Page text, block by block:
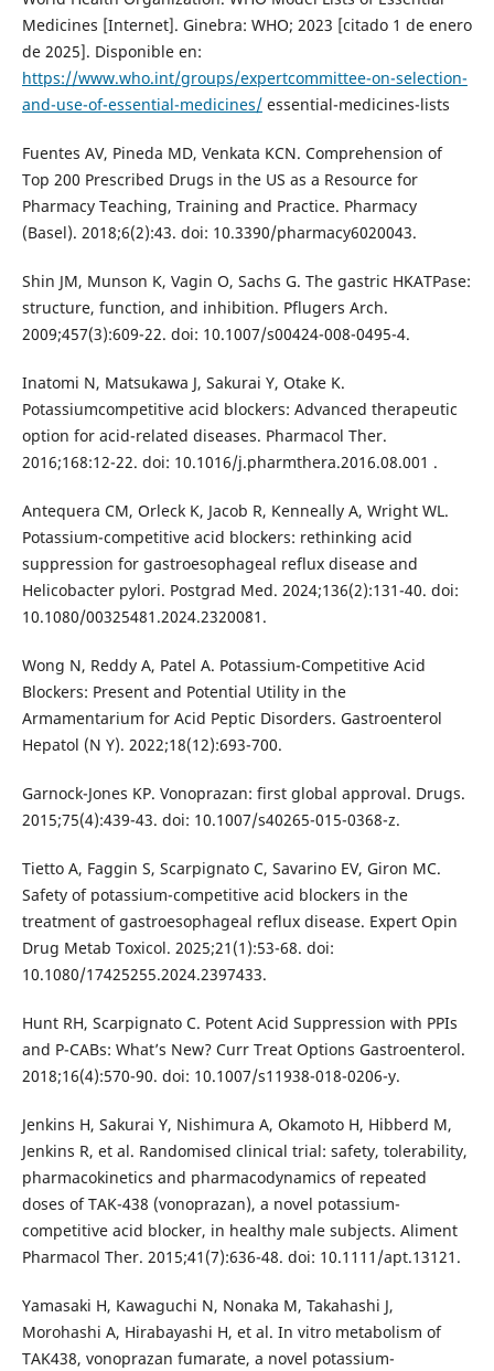
Medicines [Internet]. Ginebra: WHO; 2023 [citado 1 de enero
de 2025]. Disponible en:
https://www.who.int/groups/expertcommittee-on-selection-
and-use-of-essential-medicines/essential-medicines-lists
Fuentes AV, Pineda MD, Venkata KCN. Comprehension of
Top 200 Prescribed Drugs in the US as a Resource for
Pharmacy Teaching, Training and Practice. Pharmacy
(Basel). 2018;6(2):43. doi: 10.3390/pharmacy6020043.
Shin JM, Munson K, Vagin O, Sachs G. The gastric HKATPase:
structure, function, and inhibition. Pflugers Arch.
2009;457(3):609-22. doi: 10.1007/s00424-008-0495-4.
Inatomi N, Matsukawa J, Sakurai Y, Otake K.
Potassiumcompetitive acid blockers: Advanced therapeutic
option for acid-related diseases. Pharmacol Ther.
2016;168:12-22. doi: 10.1016/j.pharmthera.2016.08.001 .
Antequera CM, Orleck K, Jacob R, Kenneally A, Wright WL.
Potassium-competitive acid blockers: rethinking acid
suppression for gastroesophageal reflux disease and
Helicobacter pylori. Postgrad Med. 2024;136(2):131-40. doi:
10.1080/00325481.2024.2320081.
Wong N, Reddy A, Patel A. Potassium-Competitive Acid
Blockers: Present and Potential Utility in the
Armamentarium for Acid Peptic Disorders. Gastroenterol
Hepatol (N Y). 2022;18(12):693-700.
Garnock-Jones KP. Vonoprazan: first global approval. Drugs.
2015;75(4):439-43. doi: 10.1007/s40265-015-0368-z.
Tietto A, Faggin S, Scarpignato C, Savarino EV, Giron MC.
Safety of potassium-competitive acid blockers in the
treatment of gastroesophageal reflux disease. Expert Opin
Drug Metab Toxicol. 2025;21(1):53-68. doi:
10.1080/17425255.2024.2397433.
Hunt RH, Scarpignato C. Potent Acid Suppression with PPIs
and P-CABs: What’s New? Curr Treat Options Gastroenterol.
2018;16(4):570-90. doi: 10.1007/s11938-018-0206-y.
Jenkins H, Sakurai Y, Nishimura A, Okamoto H, Hibberd M,
Jenkins R, et al. Randomised clinical trial: safety, tolerability,
pharmacokinetics and pharmacodynamics of repeated
doses of TAK-438 (vonoprazan), a novel potassium-
competitive acid blocker, in healthy male subjects. Aliment
Pharmacol Ther. 2015;41(7):636-48. doi: 10.1111/apt.13121.
Yamasaki H, Kawaguchi N, Nonaka M, Takahashi J,
Morohashi A, Hirabayashi H, et al. In vitro metabolism of
TAK438, vonoprazan fumarate, a novel potassium-